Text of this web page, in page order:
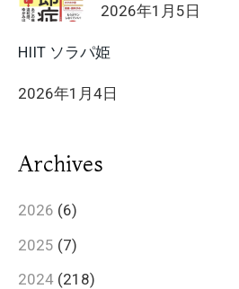
2026年1月5日
HIIT ソラパ姫
2026年1月4日
Archives
2026 (6)
2025 (7)
2024 (218)